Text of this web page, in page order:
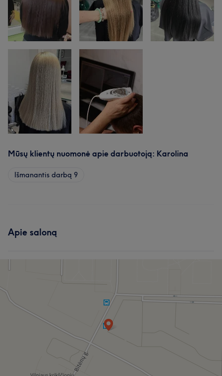
Mūsų klientų nuomonė apie darbuotoją: Karolina
Išmanantis darbą 9
Apie saloną